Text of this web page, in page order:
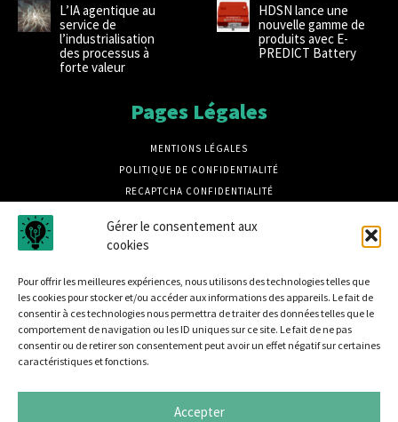
Gérer le consentement aux
cookies
Pour offrir les meilleures expériences, nous utilisons des technologies telles que
les cookies pour stocker et/ou accéder aux informations des appareils. Le fait de
consentir à ces technologies nous permettra de traiter des données telles que le
comportement de navigation ou les ID uniques sur ce site. Le fait de ne pas
consentir ou de retirer son consentement peut avoir un effet négatif sur certaines
caractéristiques et fonctions.
Accepter
et à L'actualité des entreprises innovantes, retrouvez des
tribunes, des produits, des retours d'utilisateurs, des
L’IA agentique au
service de
l’industrialisation
des processus à
forte valeur
HDSN lance une
nouvelle gamme de
produits avec E-
PREDICT Battery
Pages Légales
MENTIONS LÉGALES
POLITIQUE DE CONFIDENTIALITÉ
RECAPTCHA CONFIDENTIALITÉ
CRÉDITS PHOTOS MAGNIFIC